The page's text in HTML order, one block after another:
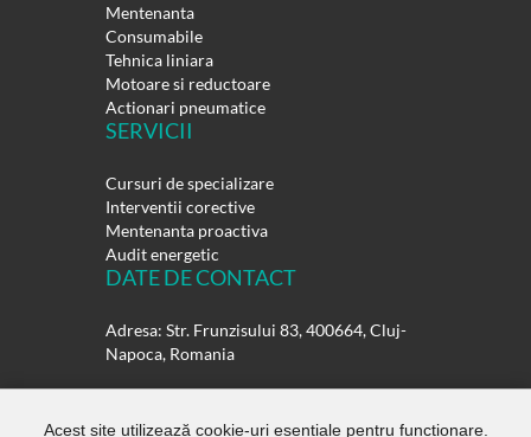
Mentenanta
Consumabile
Tehnica liniara
Motoare si reductoare
Actionari pneumatice
SERVICII
Cursuri de specializare
Interventii corective
Mentenanta proactiva
Audit energetic
DATE DE CONTACT
Adresa: Str. Frunzisului 83, 400664, Cluj-
Napoca, Romania
Telefon:
0264-432358
0264-432359
Acest site utilizează cookie-uri esențiale pentru funcționare.